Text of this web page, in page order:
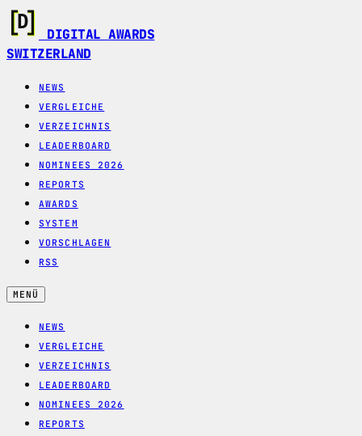
DIGITAL AWARDS
SWITZERLAND
NEWS
VERGLEICHE
VERZEICHNIS
LEADERBOARD
NOMINEES 2026
REPORTS
AWARDS
SYSTEM
VORSCHLAGEN
RSS
MENÜ
NEWS
VERGLEICHE
VERZEICHNIS
LEADERBOARD
NOMINEES 2026
REPORTS